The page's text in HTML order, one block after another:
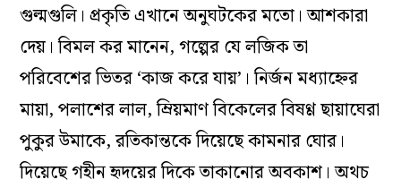
গুল্মগুলি। প্রকৃতি এখানে অনুঘটকের মতো। আশকারা
দেয়। বিমল কর মানেন, গল্পের যে লজিক তা
পরিবেশের ভিতর ‘কাজ করে যায়’। নির্জন মধ্যাহ্নের
মায়া, পলাশের লাল, ম্রিয়মাণ বিকেলের বিষণ্ণ ছায়াঘেরা
পুকুর উমাকে, রতিকান্তকে দিয়েছে কামনার ঘোর।
দিয়েছে গহীন হৃদয়ের দিকে তাকানোর অবকাশ। অথচ